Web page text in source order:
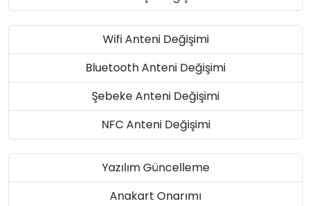
Wifi Anteni Değişimi
Bluetooth Anteni Değişimi
Şebeke Anteni Değişimi
NFC Anteni Değişimi
Yazılım Güncelleme
Anakart Onarımı